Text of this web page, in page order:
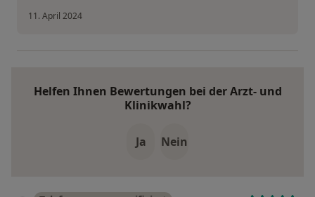
11. April 2024
Helfen Ihnen Bewertungen bei der Arzt- und
Klinikwahl?
Ja Nein